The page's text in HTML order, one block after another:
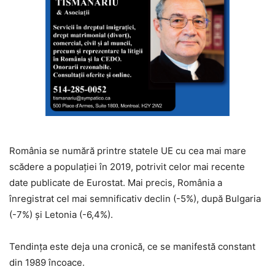
România se numără printre statele UE cu cea mai mare
scădere a populației în 2019, potrivit celor mai recente
date publicate de Eurostat. Mai precis, România a
înregistrat cel mai semnificativ declin (-5%), după Bulgaria
(-7%) și Letonia (-6,4%).
Tendința este deja una cronică, ce se manifestă constant
din 1989 încoace.